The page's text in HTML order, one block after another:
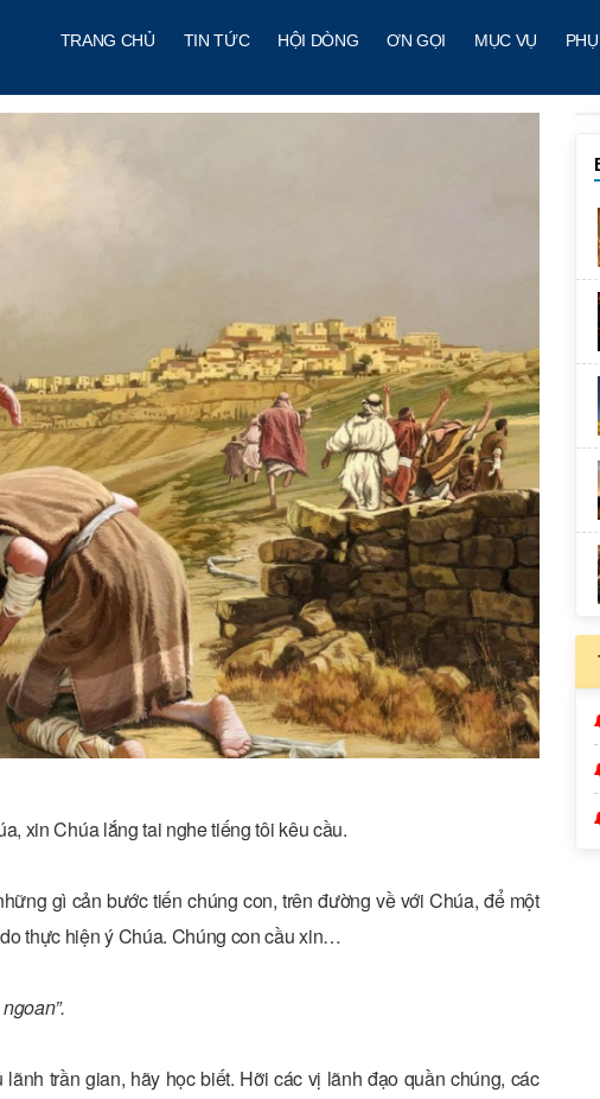
TRANG CHỦ TIN TỨC HỘI DÒNG ƠN GỌI MỤC VỤ
xin Chúa lắng tai nghe tiếng tôi kêu cầu.
gì cản bước tiến chúng con, trên đường về với Chúa, để một
thực hiện ý Chúa. Chúng con cầu xin…
trần gian, hãy học biết. Hỡi các vị lãnh đạo quần chúng, các